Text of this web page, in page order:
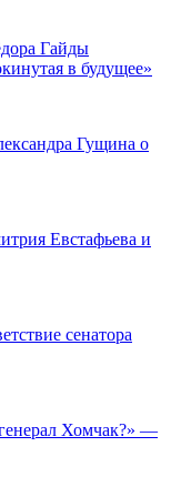
Гайды
в будущее»
Гущина о
Евстафьева и
сенатора
Хомчак?» —